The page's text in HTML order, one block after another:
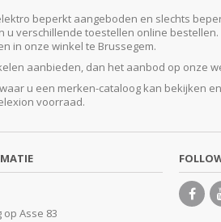
beperkt aangeboden en slechts
verschillende toestellen online
in onze winkel te Brussegem.
aanbieden, dan het aanbod op onze
u een merken-cataloog kan bekijken
voorraad.
op Asse 83